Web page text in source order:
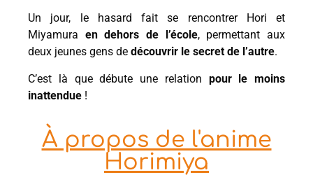
Un jour, le hasard fait se rencontrer Hori et
Miyamura en dehors de l’école, permettant aux
deux jeunes gens de découvrir le secret de l’autre.
C’est là que débute une relation pour le moins
inattendue !
À propos de l'anime
Horimiya